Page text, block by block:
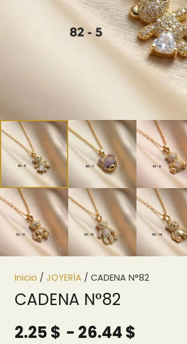
Inicio / JOYERÍA / CADENA N°82
CADENA N°82
2.25$ - 26.44$